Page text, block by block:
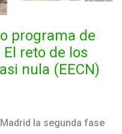
programa de
reto de los
nula (EECN)
la segunda fase